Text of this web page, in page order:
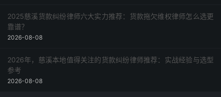
2025慈溪货款纠纷律师六大实力推荐：货款拖欠维权律师怎么选更
靠谱？
2026-08-08
2026年，慈溪本地值得关注的货款纠纷律师推荐：实战经验与选型
参考
2026-08-08